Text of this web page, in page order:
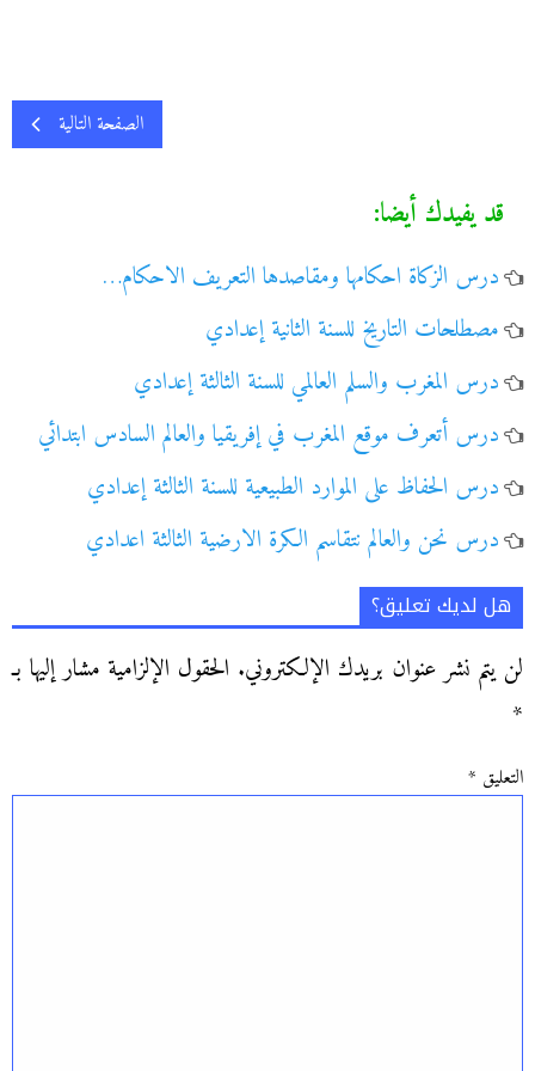
الصفحة التالية
قد يفيدك أيضا:
درس الزكاة احكامها ومقاصدها التعريف الاحكام…
مصطلحات التاريخ للسنة الثانية إعدادي
درس المغرب والسلم العالمي للسنة الثالثة إعدادي
درس أتعرف موقع المغرب في إفريقيا والعالم السادس ابتدائي
درس الحفاظ على الموارد الطبيعية للسنة الثالثة إعدادي
درس نحن والعالم نتقاسم الكرة الارضية الثالثة اعدادي
هل لديك تعليق؟
لن يتم نشر عنوان بريدك الإلكتروني. الحقول الإلزامية مشار إليها بـ
*
التعليق *